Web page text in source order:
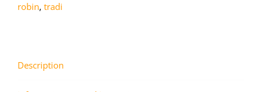
robin, tradi
Description